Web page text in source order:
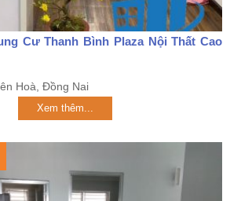
Cư Thanh Bình Plaza Nội Thất Cao
Hoà, Đồng Nai
Xem thêm...